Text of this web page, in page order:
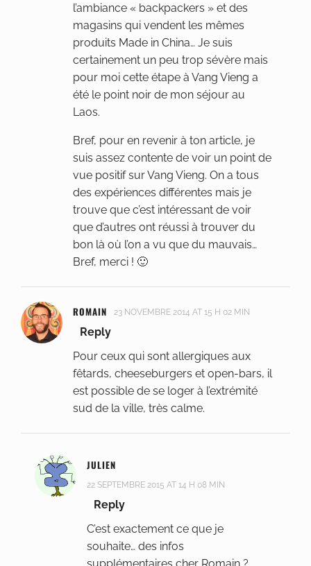
l’ambiance « backpackers » et des
magasins qui vendent les mêmes
produits Made in China… Je suis
certainement un peu trop sévère mais
pour moi cette étape à Vang Vieng a
été le point noir de mon séjour au
Laos.
Bref, pour en revenir à ton article, je
suis assez contente de voir un point de
vue positif sur Vang Vieng. On a tous
des expériences différentes mais je
trouve que c’est intéressant de voir
que d’autres ont réussi à trouver du
bon là où l’on a vu que du mauvais…
Bref, merci ! 🙂
ROMAIN 23 NOVEMBRE 2014 AT 15 H 02 MIN
Reply
Pour ceux qui sont allergiques aux
fêtards, cheeseburgers et open-bars, il
est possible de se loger à l’extrémité
sud de la ville, très calme.
JULIEN
22 SEPTEMBRE 2015 AT 14 H 08 MIN
Reply
C’est exactement ce que je
souhaite… des infos